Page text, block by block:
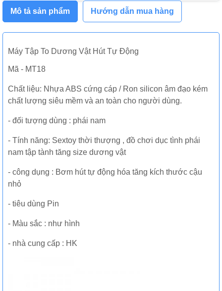
Mô tả sản phẩm Hướng dẫn mua hàng
Máy Tập To Dương Vật Hút Tự Động
Mã - MT18
Chất liệu: Nhựa ABS cứng cáp / Ron silicon âm đạo kém
chất lượng siêu mềm và an toàn cho người dùng.
- đối tượng dùng : phái nam
- Tính năng: Sextoy thời thượng , đồ chơi dục tình phái
nam tập tành tăng size dương vật
- công dụng : Bơm hút tự động hóa tăng kích thước cậu
nhỏ
- tiêu dùng Pin
- Màu sắc : như hình
- nhà cung cấp : HK